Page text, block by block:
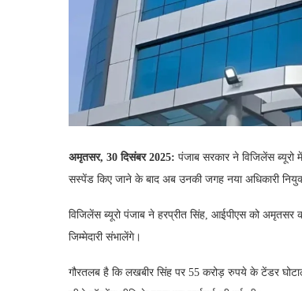
अमृतसर, 30 दिसंबर 2025: पंजाब सरकार ने विजिलेंस ब्यूरो
सस्पेंड किए जाने के बाद अब उनकी जगह नया अधिकारी
विजिलेंस ब्यूरो पंजाब ने हरप्रीत सिंह, आईपीएस को
जिम्मेदारी संभालेंगे।
गौरतलब है कि लखबीर सिंह पर 55 करोड़ रुपये के टेंडर